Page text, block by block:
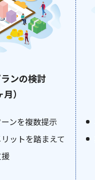
ンの検討
月）
ンを複数提示
ットを踏まえて